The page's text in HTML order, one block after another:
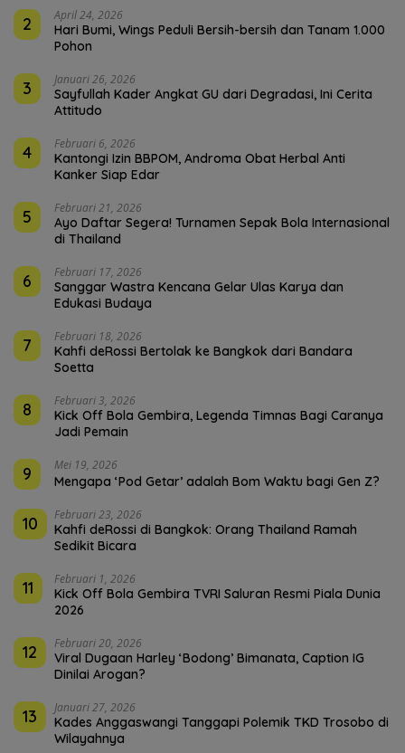
2 April 24, 2026
Hari Bumi, Wings Peduli Bersih-bersih dan Tanam 1.000
Pohon
3 Januari 26, 2026
Sayfullah Kader Angkat GU dari Degradasi, Ini Cerita
Attitudo
4 Februari 6, 2026
Kantongi Izin BBPOM, Androma Obat Herbal Anti
Kanker Siap Edar
5 Februari 21, 2026
Ayo Daftar Segera! Turnamen Sepak Bola Internasional
di Thailand
6 Februari 17, 2026
Sanggar Wastra Kencana Gelar Ulas Karya dan
Edukasi Budaya
7 Februari 18, 2026
Kahfi deRossi Bertolak ke Bangkok dari Bandara
Soetta
8 Februari 3, 2026
Kick Off Bola Gembira, Legenda Timnas Bagi Caranya
Jadi Pemain
9 Mei 19, 2026
Mengapa ‘Pod Getar’ adalah Bom Waktu bagi Gen Z?
10 Februari 23, 2026
Kahfi deRossi di Bangkok: Orang Thailand Ramah
Sedikit Bicara
11 Februari 1, 2026
Kick Off Bola Gembira TVRI Saluran Resmi Piala Dunia
2026
12 Februari 20, 2026
Viral Dugaan Harley ‘Bodong’ Bimanata, Caption IG
Dinilai Arogan?
13 Januari 27, 2026
Kades Anggaswangi Tanggapi Polemik TKD Trosobo di
Wilayahnya